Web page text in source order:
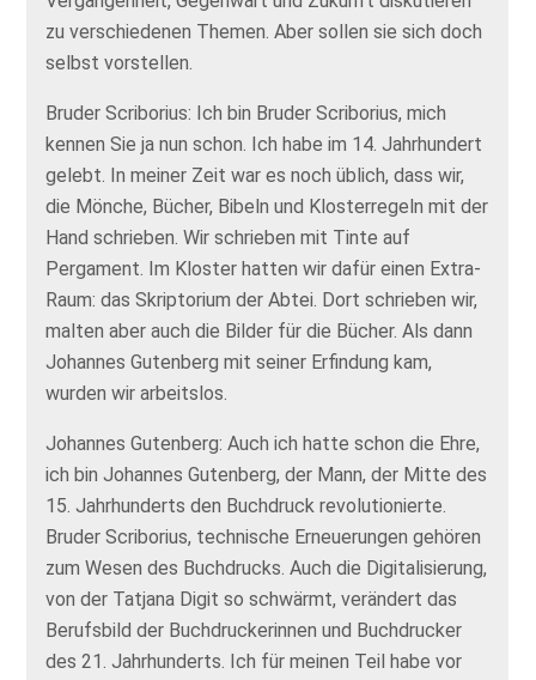
zu verschiedenen Themen. Aber sollen sie sich doch
selbst vorstellen.
Bruder Scriborius: Ich bin Bruder Scriborius, mich
kennen Sie ja nun schon. Ich habe im 14. Jahrhundert
gelebt. In meiner Zeit war es noch üblich, dass wir,
die Mönche, Bücher, Bibeln und Klosterregeln mit der
Hand schrieben. Wir schrieben mit Tinte auf
Pergament. Im Kloster hatten wir dafür einen Extra-
Raum: das Skriptorium der Abtei. Dort schrieben wir,
malten aber auch die Bilder für die Bücher. Als dann
Johannes Gutenberg mit seiner Erfindung kam,
wurden wir arbeitslos.
Johannes Gutenberg: Auch ich hatte schon die Ehre,
ich bin Johannes Gutenberg, der Mann, der Mitte des
15. Jahrhunderts den Buchdruck revolutionierte.
Bruder Scriborius, technische Erneuerungen gehören
zum Wesen des Buchdrucks. Auch die Digitalisierung,
von der Tatjana Digit so schwärmt, verändert das
Berufsbild der Buchdruckerinnen und Buchdrucker
des 21. Jahrhunderts. Ich für meinen Teil habe vor